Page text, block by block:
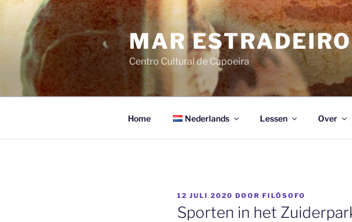
inhoud
MAR ESTRADEIRO
Centro Cultural de Capoeira
Home Nederlands Lessen Over
GEPLAATST
OP
12 JULI 2020 DOOR FILÓSOFO
Sporten in het